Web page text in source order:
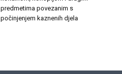
predmetima povezanim s
počinjenjem kaznenih djela